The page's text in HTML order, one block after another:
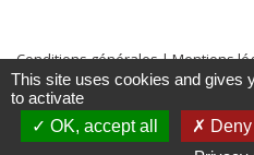
Conditions générales|Mentions
Copyright
This site uses cookies and gives
to activate
OK, accept all